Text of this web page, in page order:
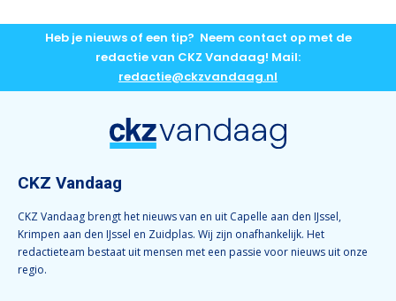
Heb je nieuws of een tip? Neem contact op met de
redactie van CKZ Vandaag! Mail:
redactie@ckzvandaag.nl
CKZ Vandaag
CKZ Vandaag brengt het nieuws van en uit Capelle aan den IJssel,
Krimpen aan den IJssel en Zuidplas. Wij zijn onafhankelijk. Het
redactieteam bestaat uit mensen met een passie voor nieuws uit onze
regio.